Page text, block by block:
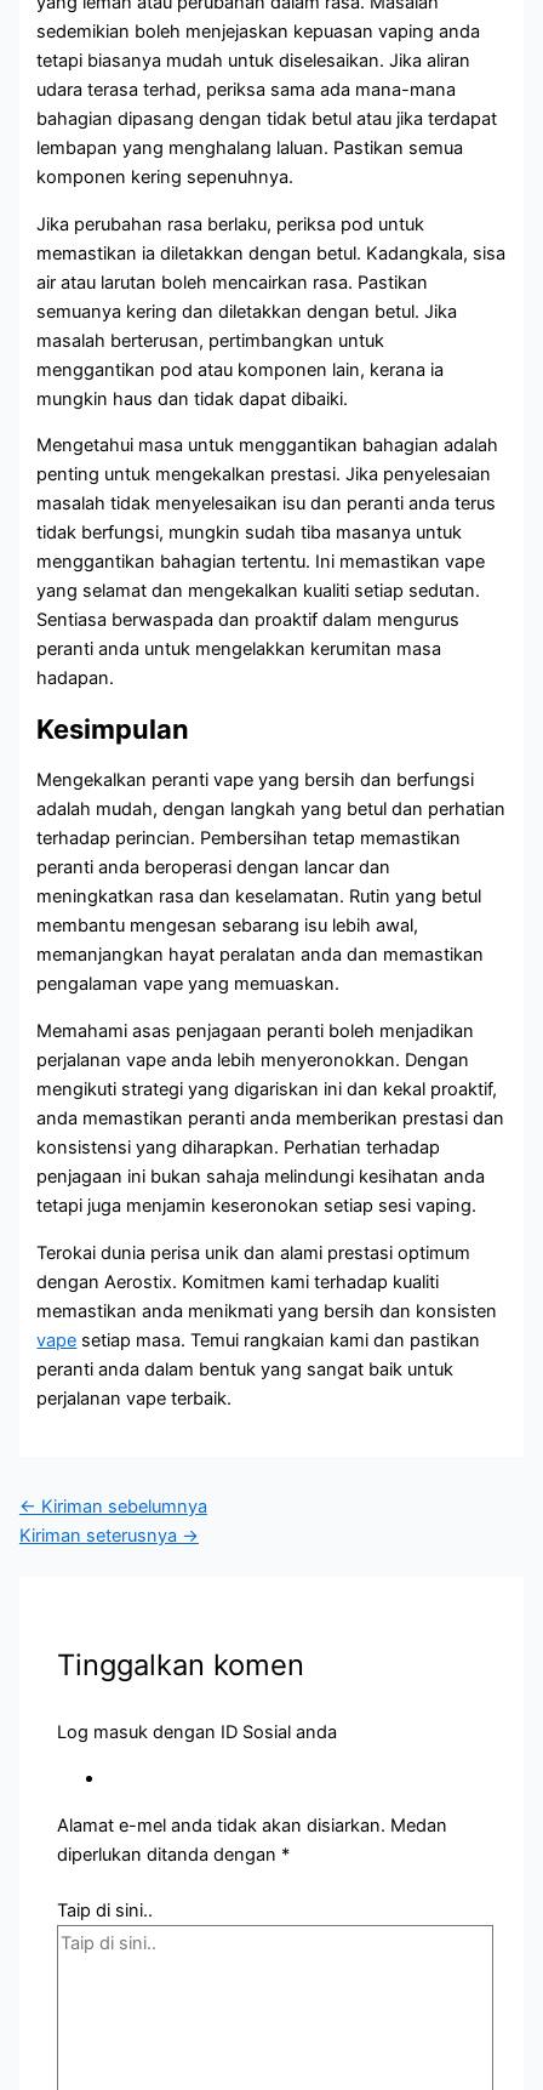
sedemikian boleh menjejaskan kepuasan vaping anda
tetapi biasanya mudah untuk diselesaikan. Jika aliran
udara terasa terhad, periksa sama ada mana-mana
bahagian dipasang dengan tidak betul atau jika terdapat
lembapan yang menghalang laluan. Pastikan semua
komponen kering sepenuhnya.
Jika perubahan rasa berlaku, periksa pod untuk
memastikan ia diletakkan dengan betul. Kadangkala, sisa
air atau larutan boleh mencairkan rasa. Pastikan
semuanya kering dan diletakkan dengan betul. Jika
masalah berterusan, pertimbangkan untuk
menggantikan pod atau komponen lain, kerana ia
mungkin haus dan tidak dapat dibaiki.
Mengetahui masa untuk menggantikan bahagian adalah
penting untuk mengekalkan prestasi. Jika penyelesaian
masalah tidak menyelesaikan isu dan peranti anda terus
tidak berfungsi, mungkin sudah tiba masanya untuk
menggantikan bahagian tertentu. Ini memastikan vape
yang selamat dan mengekalkan kualiti setiap sedutan.
Sentiasa berwaspada dan proaktif dalam mengurus
peranti anda untuk mengelakkan kerumitan masa
hadapan.
Kesimpulan
Mengekalkan peranti vape yang bersih dan berfungsi
adalah mudah, dengan langkah yang betul dan perhatian
terhadap perincian. Pembersihan tetap memastikan
peranti anda beroperasi dengan lancar dan
meningkatkan rasa dan keselamatan. Rutin yang betul
membantu mengesan sebarang isu lebih awal,
memanjangkan hayat peralatan anda dan memastikan
pengalaman vape yang memuaskan.
Memahami asas penjagaan peranti boleh menjadikan
perjalanan vape anda lebih menyeronokkan. Dengan
mengikuti strategi yang digariskan ini dan kekal proaktif,
anda memastikan peranti anda memberikan prestasi dan
konsistensi yang diharapkan. Perhatian terhadap
penjagaan ini bukan sahaja melindungi kesihatan anda
tetapi juga menjamin keseronokan setiap sesi vaping.
Terokai dunia perisa unik dan alami prestasi optimum
dengan Aerostix. Komitmen kami terhadap kualiti
memastikan anda menikmati yang bersih dan konsisten
vape setiap masa. Temui rangkaian kami dan pastikan
peranti anda dalam bentuk yang sangat baik untuk
perjalanan vape terbaik.
← Kiriman sebelumnya
Kiriman seterusnya →
Tinggalkan komen
Log masuk dengan ID Sosial anda
Alamat e-mel anda tidak akan disiarkan. Medan
diperlukan ditanda dengan *
Taip di sini..